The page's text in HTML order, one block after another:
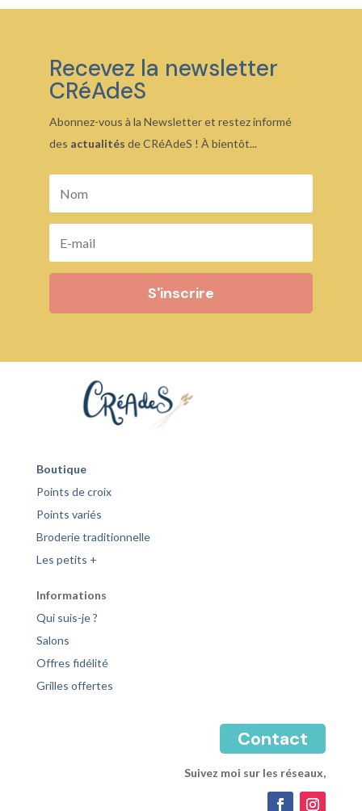
Recevez la newsletter
CRéAdeS
Abonnez-vous à la Newsletter et restez informé
des actualités de CRéAdeS ! À bientôt...
S'inscrire
Boutique
Points de croix
Points variés
Broderie traditionnelle
Les petits +
Informations
Qui suis-je ?
Salons
Offres fidélité
Grilles offertes
Contact
Suivez moi sur les réseaux,